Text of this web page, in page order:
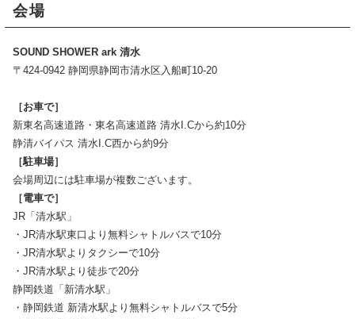
会場
SOUND SHOWER ark 清水
〒424-0942 静岡県静岡市清水区入船町10-20
［お車で］
新東名高速道路・東名高速道路 清水I.Cから約10分
静清バイパス 清水I.C西から約9分
［駐車場］
会場周辺には駐車場が複数ございます。
［電車で］
JR「清水駅」
・JR清水駅東口より無料シャトルバスで10分
・JR清水駅よりタクシーで10分
・JR清水駅より徒歩で20分
静岡鉄道「新清水駅」
・静岡鉄道 新清水駅より無料シャトルバスで5分